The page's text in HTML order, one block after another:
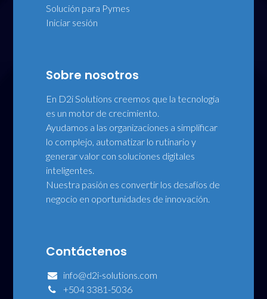
Solución para Pymes
Iniciar sesión
Sobre nosotros
En D2i Solutions creemos que la tecnología
es un motor de crecimiento.
Ayudamos a las organizaciones a simplificar
lo complejo, automatizar lo rutinario y
generar valor con soluciones digitales
inteligentes.
Nuestra pasión es convertir los desafíos de
negocio en oportunidades de innovación.
Contáctenos
info@d2i-solutions.com
+504 3381-5036